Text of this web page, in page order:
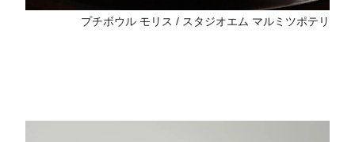
プチボウル モリス / スタジオエム マルミツポテリ